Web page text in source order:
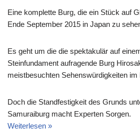
Eine komplette Burg, die ein Stück auf
Ende September 2015 in Japan zu
Es geht um die die spektakulär auf
Steinfundament aufragende Burg
meistbesuchten Sehenswürdigkeiten im
Doch die Standfestigkeit des Grunds
Samuraiburg macht Experten Sorgen.
Weiterlesen »